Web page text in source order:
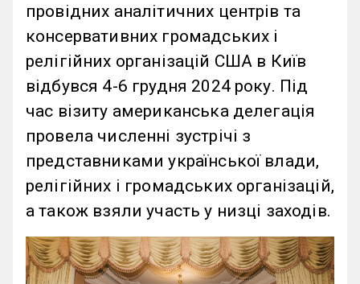
провідних аналітичних центрів та
консервативних громадських і
релігійних організацій США в Київ
відбувся 4-6 грудня 2024 року. Під
час візиту американська делегація
провела численні зустрічі з
представниками української влади,
релігійних і громадських організацій,
а також взяли участь у низці заходів.